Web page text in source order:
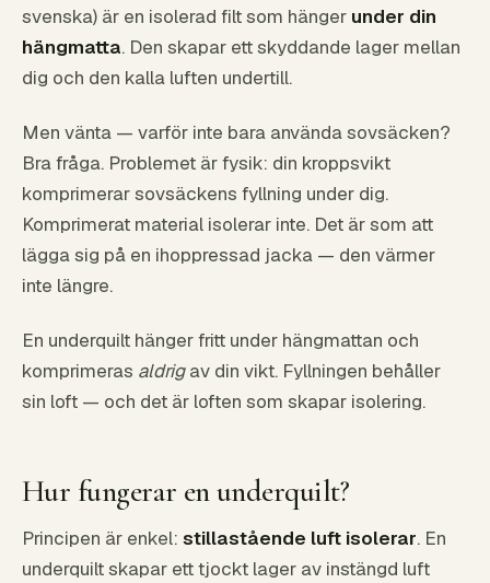
svenska) är en isolerad filt som hänger under din
hängmatta. Den skapar ett skyddande lager mellan
dig och den kalla luften undertill.
Men vänta — varför inte bara använda sovsäcken?
Bra fråga. Problemet är fysik: din kroppsvikt
komprimerar sovsäckens fyllning under dig.
Komprimerat material isolerar inte. Det är som att
lägga sig på en ihoppressad jacka — den värmer
inte längre.
En underquilt hänger fritt under hängmattan och
komprimeras aldrigav din vikt. Fyllningen behåller
sin loft — och det är loften som skapar isolering.
Hur fungerar en underquilt?
Principen är enkel: stillastående luft isolerar. En
underquilt skapar ett tjockt lager av instängd luft